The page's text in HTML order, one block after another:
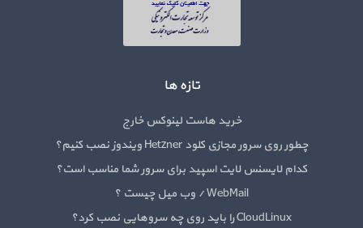
تازه ها
خرید هاست لینوکس خارج
چطور روی سرور مجازی کلود Hetzner ویندوز نصب کنیم؟
کدام لایسنس لایت اسپید برای سرور شما مناسب است؟
WebMail / وب میل چیست ؟
CloudLinux را باید روی چه سروهایی نصب کرد؟